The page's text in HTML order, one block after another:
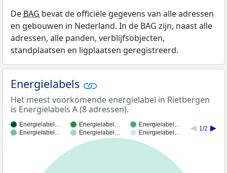
De BAG bevat de officiële gegevens van alle adressen
en gebouwen in Nederland. In de BAG zijn, naast alle
adressen, alle panden, verblijfsobjecten,
standplaatsen en ligplaatsen geregistreerd.
Energielabels
Het meest voorkomende energielabel in Rietbergen
is Energielabels A (8 adressen).
Energielabel… Energielabel…
Energielabel…
Energielabel…
Energielabel… Energielabel…
1/2